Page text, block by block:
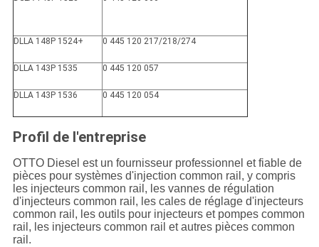
DLLA 148P 1524+ 0 445 120 217/218/274
DLLA 143P 1535 0 445 120 057
DLLA 143P 1536 0 445 120 054
Profil de l'entreprise
OTTO Diesel est un fournisseur professionnel et fiable de
pièces pour systèmes d'injection common rail, y compris
les injecteurs common rail, les vannes de régulation
d'injecteurs common rail, les cales de réglage d'injecteurs
common rail, les outils pour injecteurs et pompes common
rail, les injecteurs common rail et autres pièces common
rail.